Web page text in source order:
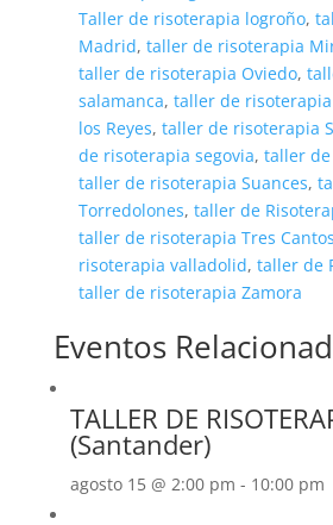
Taller de risoterapia logroño,
Madrid, taller de risoterapia
taller de risoterapia Oviedo,
salamanca, taller de
los Reyes, taller de risoterapia
de risoterapia segovia, taller
taller de risoterapia Suances,
Torredolones, taller de
taller de risoterapia Tres Cantos
risoterapia valladolid, taller de
taller de risoterapia Zamora
Eventos
TALLER DE
(Santander)
agosto 15 @ 2:00 pm - 10:00 pm